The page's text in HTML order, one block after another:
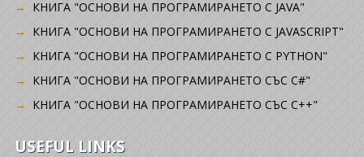
КНИГА "ОСНОВИ НА ПРОГРАМИРАНЕТО С JAVA"
КНИГА "ОСНОВИ НА ПРОГРАМИРАНЕТО С JAVASCRIPT"
КНИГА "ОСНОВИ НА ПРОГРАМИРАНЕТО С PYTHON"
КНИГА "ОСНОВИ НА ПРОГРАМИРАНЕТО СЪС C#"
КНИГА "ОСНОВИ НА ПРОГРАМИРАНЕТО СЪС C++"
USEFUL LINKS